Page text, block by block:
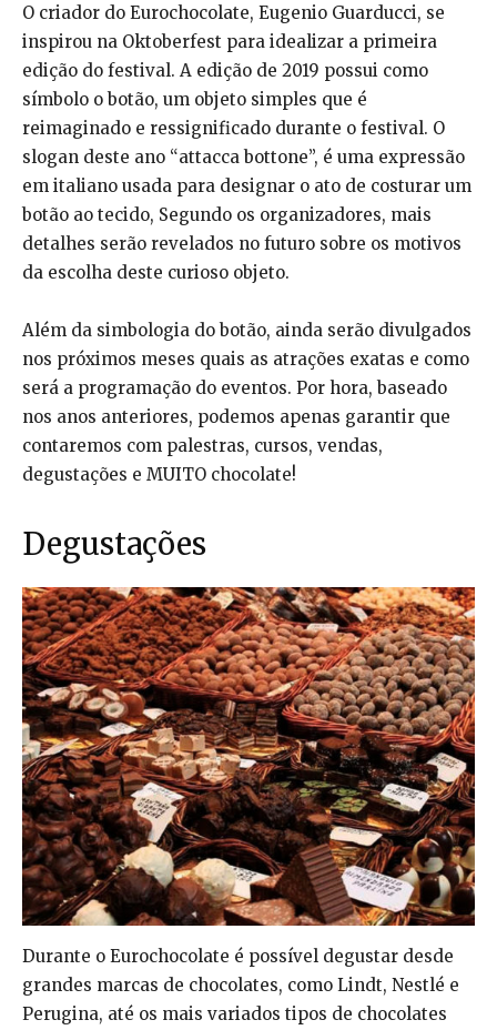
O criador do Eurochocolate, Eugenio Guarducci, se
inspirou na Oktoberfest para idealizar a primeira
edição do festival. A edição de 2019 possui como
símbolo o botão, um objeto simples que é
reimaginado e ressignificado durante o festival. O
slogan deste ano “attacca bottone”, é uma expressão
em italiano usada para designar o ato de costurar um
botão ao tecido, Segundo os organizadores, mais
detalhes serão revelados no futuro sobre os motivos
da escolha deste curioso objeto.
Além da simbologia do botão, ainda serão divulgados
nos próximos meses quais as atrações exatas e como
será a programação do eventos. Por hora, baseado
nos anos anteriores, podemos apenas garantir que
contaremos com palestras, cursos, vendas,
degustações e MUITO chocolate!
Degustações
Durante o Eurochocolate é possível degustar desde
grandes marcas de chocolates, como Lindt, Nestlé e
Perugina, até os mais variados tipos de chocolates